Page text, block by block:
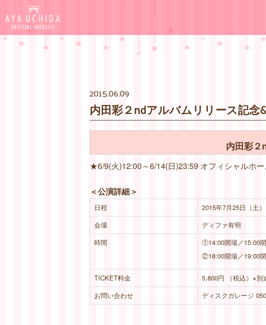
2015.06.09
内田彩２ndアルバムリリース記念
内田彩２
★6/9(火)12:00～6/14(日)23:59 オフィシャルホー
＜公演詳細＞
日程
2015年7月25日（土）
会場
ディファ有明
時間
①14:00開場／15:00
②18:00開場／19:00
TICKET料金
5,800円 （税込）※別
お問い合わせ
ディスクガレージ